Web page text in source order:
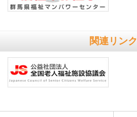
関連リンク